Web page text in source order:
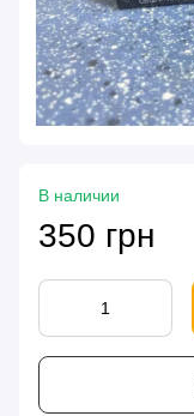
В наличии
350 грн